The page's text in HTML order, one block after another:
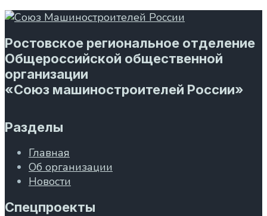
Ростовское региональное отделение
Общероссийской общественной
организации
«Союз машиностроителей России»
Разделы
Главная
Об организации
Новости
Спецпроекты